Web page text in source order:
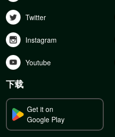
Twitter
Instagram
Youtube
下载
Get it on
Google Play